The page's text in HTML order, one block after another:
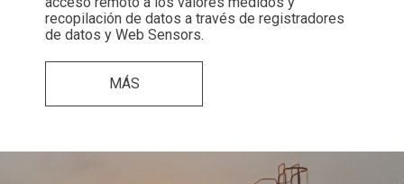
recopilación de datos a través de registradores
de datos y Web Sensors.
MÁS